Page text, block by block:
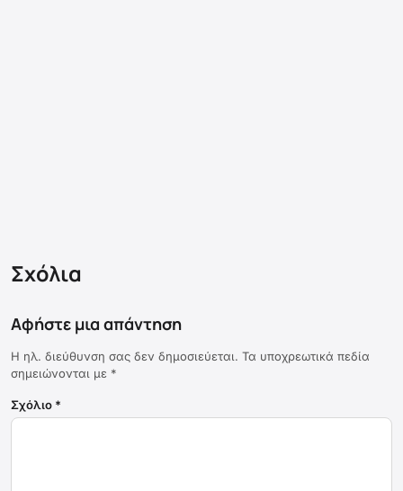
Σχόλια
Αφήστε μια απάντηση
Η ηλ. διεύθυνση σας δεν δημοσιεύεται. Τα υποχρεωτικά πεδία
σημειώνονται με *
Σχόλιο *